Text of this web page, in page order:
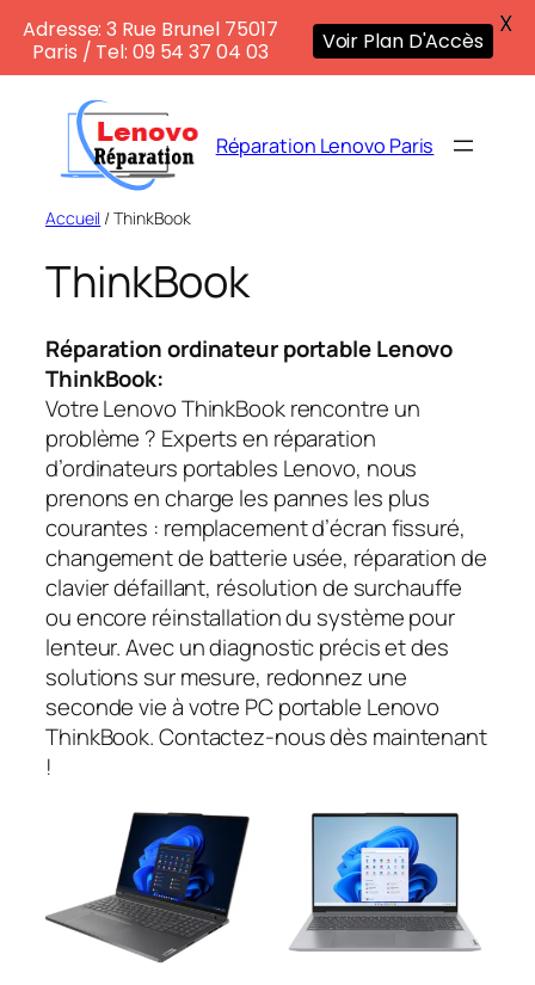
contenu
Réparation Lenovo Paris
Accueil / ThinkBook
ThinkBook
Réparation ordinateur portable Lenovo
ThinkBook:
Votre Lenovo ThinkBook rencontre un
problème ? Experts en réparation
d’ordinateurs portables Lenovo, nous
prenons en charge les pannes les plus
courantes : remplacement d’écran fissuré,
changement de batterie usée, réparation de
clavier défaillant, résolution de surchauffe
ou encore réinstallation du système pour
lenteur. Avec un diagnostic précis et des
solutions sur mesure, redonnez une
seconde vie à votre PC portable Lenovo
ThinkBook. Contactez-nous dès maintenant
!
Adresse: 3 Rue Brunel 75017
Paris / Tel: 09 54 37 04 03
Voir Plan D'Accès
X